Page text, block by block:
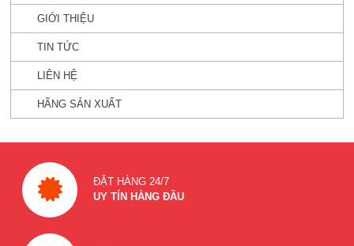
GIỚI THIỆU
TIN TỨC
LIÊN HỆ
HÃNG SẢN XUẤT
ĐẶT HÀNG 24/7
UY TÍN HÀNG ĐẦU